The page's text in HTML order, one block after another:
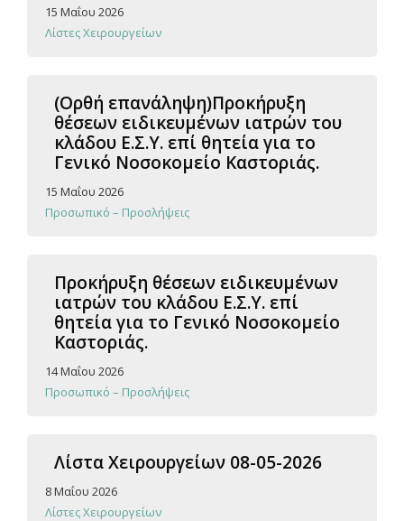
15 Μαΐου 2026
Λίστες Χειρουργείων
(Ορθή επανάληψη)Προκήρυξη
θέσεων ειδικευμένων ιατρών του
κλάδου Ε.Σ.Υ. επί θητεία για το
Γενικό Νοσοκομείο Καστοριάς.
15 Μαΐου 2026
Προσωπικό – Προσλήψεις
Προκήρυξη θέσεων ειδικευμένων
ιατρών του κλάδου Ε.Σ.Υ. επί
θητεία για το Γενικό Νοσοκομείο
Καστοριάς.
14 Μαΐου 2026
Προσωπικό – Προσλήψεις
Λίστα Χειρουργείων 08-05-2026
8 Μαΐου 2026
Λίστες Χειρουργείων